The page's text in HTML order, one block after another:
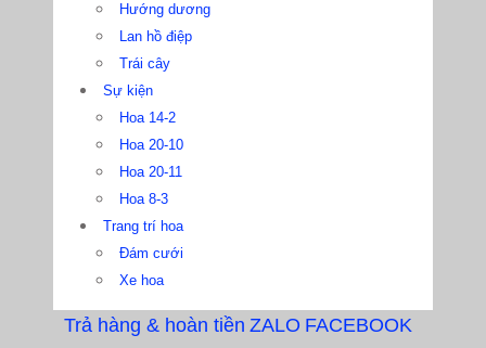
Hướng dương
Lan hồ điệp
Trái cây
Sự kiện
Hoa 14-2
Hoa 20-10
Hoa 20-11
Hoa 8-3
Trang trí hoa
Đám cưới
Xe hoa
Trả hàng & hoàn tiền ZALO FACEBOOK